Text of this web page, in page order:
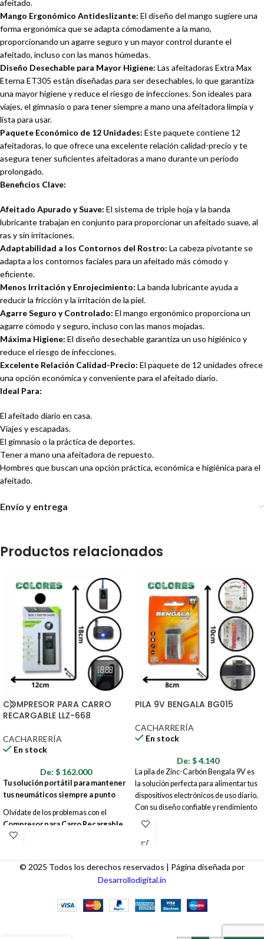
afeitado.
Mango Ergonómico Antideslizante: El diseño del mango sugiere una
forma ergonómica que se adapta cómodamente a la mano,
proporcionando un agarre seguro y un mayor control durante el
afeitado, incluso con las manos húmedas.
Diseño Desechable para Mayor Higiene: Las afeitadoras Extra Max
Eterna ET305 están diseñadas para ser desechables, lo que garantiza
una mayor higiene y reduce el riesgo de infecciones. Son ideales para
viajes, el gimnasio o para tener siempre a mano una afeitadora limpia y
lista para usar.
Paquete Económico de 12 Unidades: Este paquete contiene 12
afeitadoras, lo que ofrece una excelente relación calidad-precio y te
asegura tener suficientes afeitadoras a mano durante un período
prolongado.
Beneficios Clave:
Afeitado Apurado y Suave: El sistema de triple hoja y la banda
lubricante trabajan en conjunto para proporcionar un afeitado suave, al
ras y sin irritaciones.
Adaptabilidad a los Contornos del Rostro: La cabeza pivotante se
adapta a los contornos faciales para un afeitado más cómodo y
eficiente.
Menos Irritación y Enrojecimiento: La banda lubricante ayuda a
reducir la fricción y la irritación de la piel.
Agarre Seguro y Controlado: El mango ergonómico proporciona un
agarre cómodo y seguro, incluso con las manos mojadas.
Máxima Higiene: El diseño desechable garantiza un uso higiénico y
reduce el riesgo de infecciones.
Excelente Relación Calidad-Precio: El paquete de 12 unidades ofrece
una opción económica y conveniente para el afeitado diario.
Ideal Para:
El afeitado diario en casa.
Viajes y escapadas.
El gimnasio o la práctica de deportes.
Tener a mano una afeitadora de repuesto.
Hombres que buscan una opción práctica, económica e higiénica para el
afeitado.
Envío y entrega
Productos relacionados
COMPRESOR PARA CARRO
RECARGABLE LLZ-668
CACHARRERÍA
En stock
De: $ 162.000
Tu solución portátil para mantener
tus neumáticos siempre a punto
Olvídate de los problemas con el
Compresor para Carro Recargable
LLZ-668
carretera, en casa o donde lo
necesites.
PILA 9V BENGALA BG015
CACHARRERÍA
En stock
De: $4.140
La pila de Zinc-Carbón Bengala 9V es
la solución perfecta para alimentar tus
dispositivos electrónicos de uso diario.
Con su diseño confiable y rendimiento
constante, esta pila te asegura la
tus aparatos funcionando sin
© 2025 Todos los derechos reservados | Página diseñada por
Desarrollodigital.in